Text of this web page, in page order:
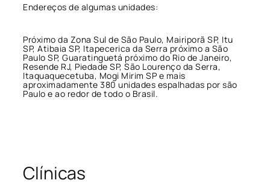
Endereços de algumas unidades:
Próximo da Zona Sul de São Paulo, Mairiporã SP, Itu
SP, Atibaia SP, Itapecerica da Serra próximo a São
Paulo SP, Guaratinguetá próximo do Rio de Janeiro,
Resende RJ, Piedade SP, São Lourenço da Serra,
Itaquaquecetuba, Mogi Mirim SP e mais
aproximadamente 380 unidades espalhadas por são
Paulo e ao redor de todo o Brasil.
Clínicas